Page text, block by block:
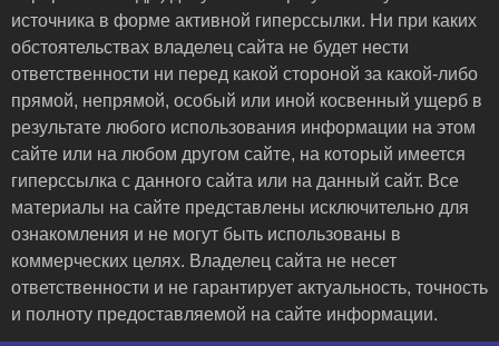
источника в форме активной гиперссылки. Ни при каких
обстоятельствах владелец сайта не будет нести
ответственности ни перед какой стороной за какой-либо
прямой, непрямой, особый или иной косвенный ущерб в
результате любого использования информации на этом
сайте или на любом другом сайте, на который имеется
гиперссылка с данного сайта или на данный сайт. Все
материалы на сайте представлены исключительно для
ознакомления и не могут быть использованы в
коммерческих целях. Владелец сайта не несет
ответственности и не гарантирует актуальность, точность
и полноту предоставляемой на сайте информации.